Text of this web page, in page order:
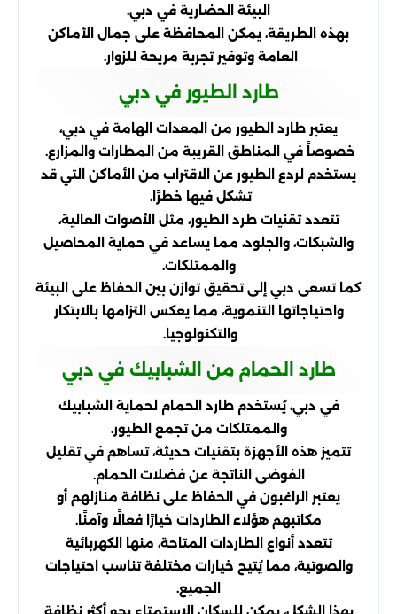
البيئة الحضارية في دبي.
بهذه الطريقة، يمكن المحافظة على جمال الأماكن
العامة وتوفير تجربة مريحة للزوار.
طارد الطيور في دبي
يعتبر طارد الطيور من المعدات الهامة في دبي،
خصوصاً في المناطق القريبة من المطارات والمزارع.
يستخدم لردع الطيور عن الاقتراب من الأماكن التي قد
تشكل فيها خطرًا.
تتعدد تقنيات طرد الطيور، مثل الأصوات العالية،
والشبكات، والجلود، مما يساعد في حماية المحاصيل
والممتلكات.
كما تسعى دبي إلى تحقيق توازن بين الحفاظ على البيئة
واحتياجاتها التنموية، مما يعكس التزامها بالابتكار
والتكنولوجيا.
طارد الحمام من الشبابيك في دبي
في دبي، يُستخدم طارد الحمام لحماية الشبابيك
والممتلكات من تجمع الطيور.
تتميز هذه الأجهزة بتقنيات حديثة، تساهم في تقليل
الفوضى الناتجة عن فضلات الحمام.
يعتبر الراغبون في الحفاظ على نظافة منازلهم أو
مكاتبهم هؤلاء الطاردات خيارًا فعالًا وآمنًا.
تتعدد أنواع الطاردات المتاحة، منها الكهربائية
والصوتية، مما يُتيح خيارات مختلفة تناسب احتياجات
الجميع.